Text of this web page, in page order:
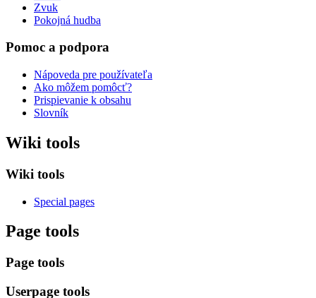
Zvuk
Pokojná hudba
Pomoc a podpora
Nápoveda pre používateľa
Ako môžem pomôcť?
Prispievanie k obsahu
Slovník
Wiki tools
Wiki tools
Special pages
Page tools
Page tools
Userpage tools